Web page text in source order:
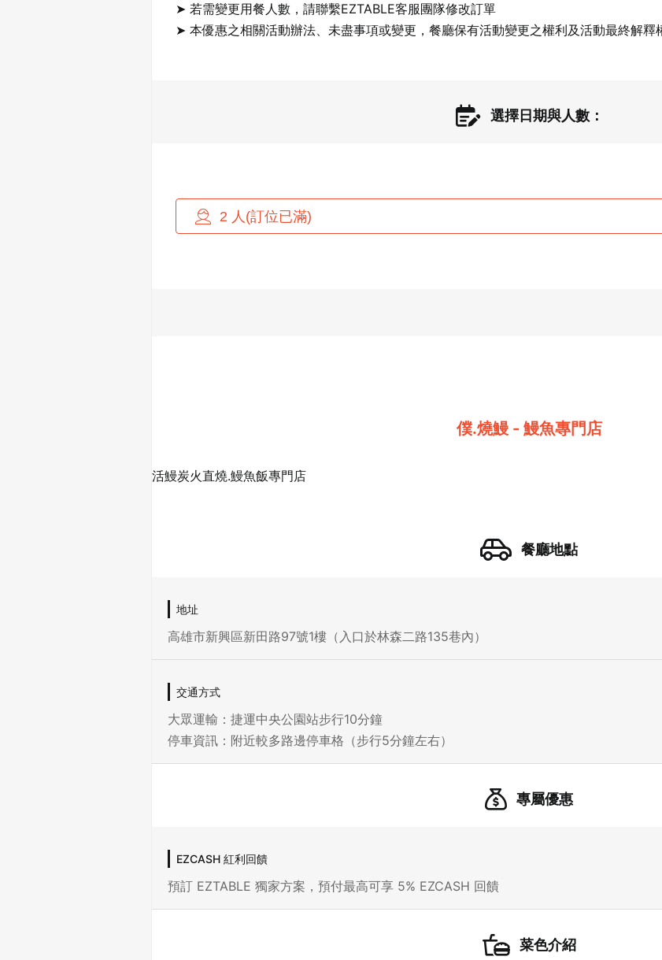
➤ 若需變更用餐人數，請聯繫EZTABLE客服團隊修改訂單
➤ 本優惠之相關活動辦法、未盡事項或變更，餐廳保有活動變更之權利及活動最終解釋
選擇日期與人數：
21 人以上大型訂位，請洽 LINE 官方帳號 @eztable
僕.燒鰻 - 鰻魚專門店
活鰻炭火直燒.鰻魚飯專門店
餐廳地點
地址
高雄市新興區新田路97號1樓（入口於林森二路135巷內）
交通方式
大眾運輸：捷運中央公園站步行10分鐘
停車資訊：附近較多路邊停車格（步行5分鐘左右）
專屬優惠
EZCASH 紅利回饋
預訂 EZTABLE 獨家方案，預付最高可享 5% EZCASH 回饋
菜色介紹
確定要登出嗎？